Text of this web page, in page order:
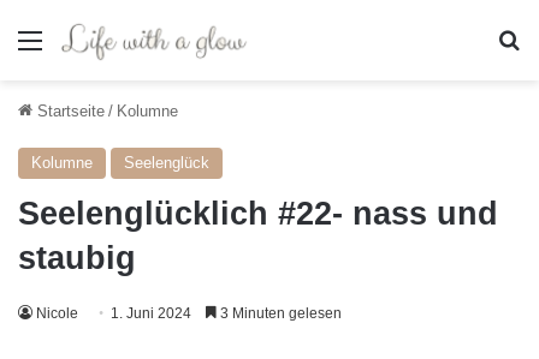
Menü
Startseite / Kolumne
Kolumne Seelenglück
Seelenglücklich #22- nass und
staubig
Nicole 1. Juni 2024 3 Minuten gelesen